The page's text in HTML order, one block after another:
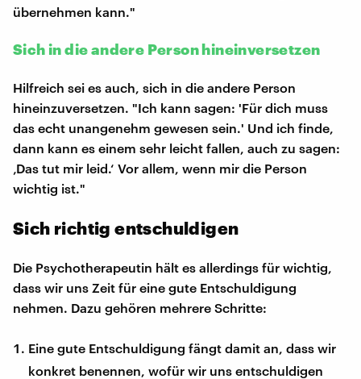
übernehmen kann."
Sich in die andere Person hineinversetzen
Hilfreich sei es auch, sich in die andere Person
hineinzuversetzen. "Ich kann sagen: 'Für dich muss
das echt unangenehm gewesen sein.' Und ich finde,
dann kann es einem sehr leicht fallen, auch zu sagen:
‚Das tut mir leid.‘ Vor allem, wenn mir die Person
wichtig ist."
Sich richtig entschuldigen
Die Psychotherapeutin hält es allerdings für wichtig,
dass wir uns Zeit für eine gute Entschuldigung
nehmen. Dazu gehören mehrere Schritte:
Eine gute Entschuldigung fängt damit an, dass wir
konkret benennen, wofür wir uns entschuldigen